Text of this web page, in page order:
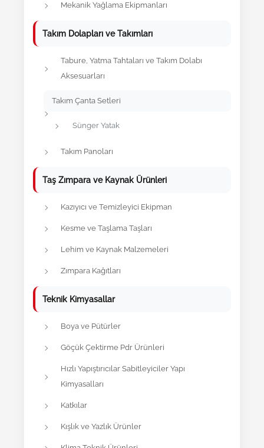
Mekanik Yağlama Ekipmanları
Takım Dolapları ve Takımları
Tabure, Yatma Tahtaları ve Takım Dolabı
Aksesuarları
Takım Çanta Setleri
Sünger Yatak
Takım Panoları
Taş Zımpara ve Kaynak Ürünleri
Kazıyıcı ve Temizleyici Ekipman
Kesme ve Taşlama Taşları
Lehim ve Kaynak Malzemeleri
Zımpara Kağıtları
Teknik Kimyasallar
Boya ve Pütürler
Göçük Çektirme Pdr Ürünleri
Hızlı Yapıştırıcılar Sabitleyiciler Yapı
Kimyasalları
Katkılar
Kışlık ve Yazlık Ürünler